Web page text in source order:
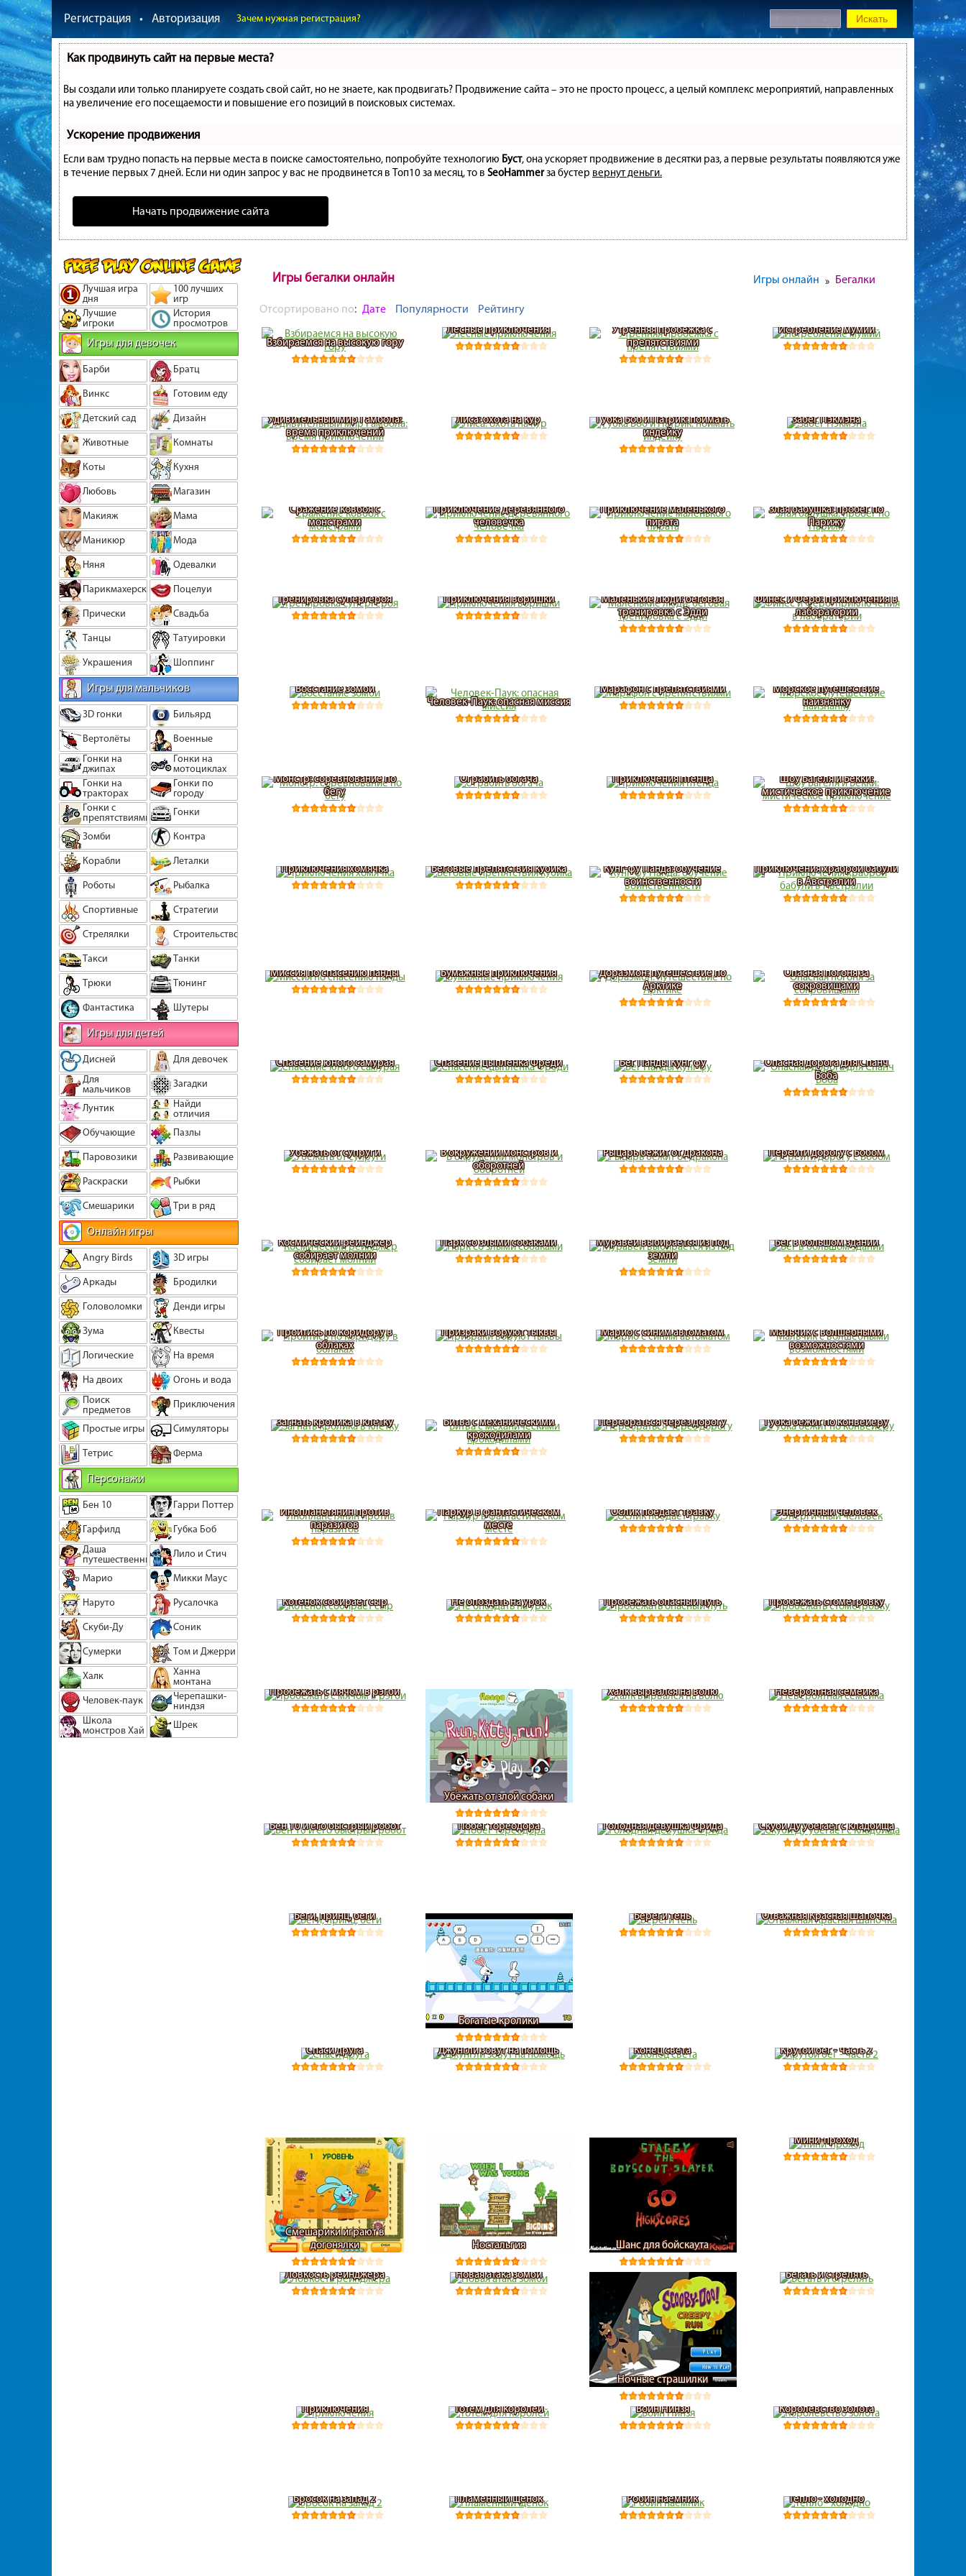
Регистрация • Авторизация Зачем нужная регистрация?
Как продвинуть сайт на первые места?
Вы создали или только планируете создать свой сайт, но не знаете, как продвигать? Продвижение сайта – это не просто процесс, а целый комплекс мероприятий, направленных
на увеличение его посещаемости и повышение его позиций в поисковых системах.
Ускорение продвижения
Если вам трудно попасть на первые места в поиске самостоятельно, попробуйте технологию Буст, она ускоряет продвижение в десятки раз, а первые результаты появляются уже
в течение первых 7 дней. Если ни один запрос у вас не продвинется в Топ10 за месяц, то в SeoHammerза бустер вернут деньги.
Начать продвижение сайта
Лучшая игра
дня
100 лучших
игр
Лучшие
игроки
История
просмотров
Игры для девочек
Барби
Братц
Винкс
Готовим еду
Детский сад
Дизайн
Животные
Комнаты
Коты
Кухня
Любовь
Магазин
Макияж
Мама
Маникюр
Мода
Няня
Одевалки
Парикмахерская
Поцелуи
Прически
Свадьба
Танцы
Татуировки
Украшения
Шоппинг
Игры для мальчиков
3D гонки
Бильярд
Вертолёты
Военные
Гонки на
джипах
Гонки на
мотоциклах
Гонки на
тракторах
Гонки по
городу
Гонки с
препятствиями
Гонки
Зомби
Контра
Корабли
Леталки
Роботы
Рыбалка
Спортивные
Стратегии
Стрелялки
Строительство
Такси
Танки
Трюки
Тюнинг
Фантастика
Шутеры
Игры для детей
Дисней
Для девочек
Для
мальчиков
Загадки
Лунтик
Найди
отличия
Обучающие
Пазлы
Паровозики
Развивающие
Раскраски
Рыбки
Смешарики
Три в ряд
Онлайн игры
Angry Birds
3D игры
Аркады
Бродилки
Головоломки
Денди игры
Зума
Квесты
Логические
На время
На двоих
Огонь и вода
Поиск
предметов
Приключения
Простые игры
Симуляторы
Тетрис
Ферма
Персонажи
Бен 10
Гарри Поттер
Гарфилд
Губка Боб
Даша
путешественница
Лило и Стич
Марио
Микки Маус
Наруто
Русалочка
Скуби-Ду
Соник
Сумерки
Том и Джерри
Халк
Ханна
монтана
Человек-паук
Черепашки-
ниндзя
Школа
монстров Хай
Шрек
Игры бегалки онлайн Игры онлайн » Бегалки
Отсортировано по: Дате Популярности Рейтингу
Взбираемся на высокую гору
Лесные приключения
Утренняя пробежка с
препятствиями
Истребление мумий
Удивительный мир Гамбола:
время приключений
Лиса: охота на кур
Губка Боб и Патрик: поймать
индейку
Забег Пэкмэна
Сражение ковбоя с
монстрами
Приключение деревянного
человечка
Приключение маленького
пирата
Злая бабушка: пробег по
Парижу
Тренировка супергероя Приключения воришки
Маленькие люди: беговая
тренировка с Эдди
Финес и Ферб: приключения в
лаборатории
Восстание зомби
Человек-Паук: опасная миссия
Марафон с препятствиями
Морское путешествие
наизнанку
Монстр: соревнование по
бегу
Ограбить богача Приключения птенца
Шоу Багеля и Бекки:
мистическое приключение
Приключения хомячка Беговые препятствия кубика
Кунг-фу Панда: обучение
воинственности
Приключения храброй бабули
в Австралии
Миссия по спасению панды Бумажные приключения
Дораэмон: путешествие по
Арктике
Опасная погоня за
сокровищами
Спасение юного самурая Спасение цыпленка Фреди Бег Панды Кунг фу
Опасная дорога для Спанч
Боба
Убежать от супруги
В окружении монстров и
оборотней
Рыцарь бежит от дракона Перейти дорогу с Бобом
Космический рейнджер
собирает молнии
Парк со злыми собаками
Муравей выбирается из под
земли
Бег в большом здании
Пройтись по коридору в
облаках
Призраки воруют тыквы Марио с синим автоматом
Мальчик с волшебными
возможностями
Загнать кролика в клетку
Битва с механическими
крокодилами
Перебраться через дорогу Губка бежит по конвейеру
Инопланетянин против
паразитов
Паркур в фантастическом
месте
Ослик поедает травку Энергичный человек
Котенок собирает сыр Не опоздать на урок Пробежать опасный путь Пробежать стометровку
Пробежать с мячом в рэгби
Убежать от злой собаки
Халк вырвался на волю Невероятная семейка
Бен 10 и его быстрый робот Побег тореодора Голодная девушка Фрида Скуби Ду убегает с кладбища
Беги, принц, беги
Богатые кролики
Береги тень Отважная Красная Шапочка
Спаси друга Джунгли зовут на помощь Конец света Крутой бег - часть 2
Смешарики играют в
догонялки
Ностальгия Шанс для бойскаута
Мини-проход
Ловкость рейнджера Новая атака зомби
Ночные страшилки
Бегать и стрелять
Приключения Тотем для королей Воин Нинзя Королевство золота
Бросок на запад 2 Пламенный щенок Робин наёмник Тепло - холодно